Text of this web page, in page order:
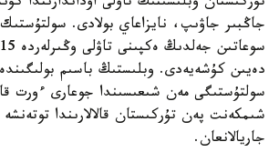
جاڭبىر جاۋىپ، نايزاعاي بولادى.
دەيىن كۇشەيەدى. وبلىستىڭ باسىم
سولتۇستىگى مەن شىعىسىندا جوعارى ءورت
شىمكەنت پەن تۇركىستان قالالارىندا
جاريالانعان.